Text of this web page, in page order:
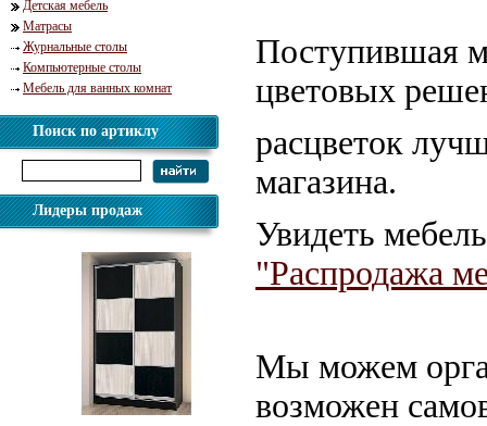
Детская мебель
Матрасы
Журнальные столы
Компьютерные столы
Мебель для ванных комнат
Поиск по артиклу
Лидеры продаж
Поступившая
цветовых
расцветок
магазина.
Увидеть
"Распродажа
Мы можем
возможен